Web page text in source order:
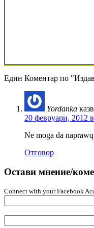
Един Коментар по
Yordanka
20 февруари, 2012
Ne moga da
Отговор
Остави мнение/
Connect with your Facebook